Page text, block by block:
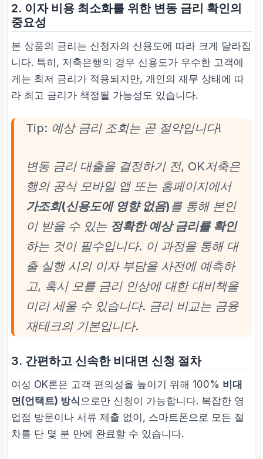
기간
월 (5년)
심사 요소
개인신용 점수(KCB/NICE)
2. 이자 비용 최소화를 위한 변동 금리 확인의
중요성
본 상품의 금리는 신청자의 신용도에 따라 크게 달라집
니다. 특히, 저축은행의 경우 신용도가 우수한 고객에
게는 최저 금리가 적용되지만, 개인의 재무 상태에 따
라 최고 금리가 책정될 가능성도 있습니다.
Tip: 예상 금리 조회는 곧 절약입니다!
변동 금리 대출을 결정하기 전, OK저축은
행의 공식 모바일 앱 또는 홈페이지에서
가조회(신용도에 영향 없음) 를 통해 본인
이 받을 수 있는 정확한 예상 금리를 확인
하는 것이 필수입니다. 이 과정을 통해 대
출 실행 시의 이자 부담을 사전에 예측하
고, 혹시 모를 금리 인상에 대한 대비책을
미리 세울 수 있습니다. 금리 비교는 금융
재테크의 기본입니다.
3. 간편하고 신속한 비대면 신청 절차
여성 OK론은 고객 편의성을 높이기 위해 100% 비대
면(언택트) 방식 으로만 신청이 가능합니다. 복잡한 영
업점 방문이나 서류 제출 없이, 스마트폰으로 모든 절
차를 단 몇 분 만에 완료할 수 있습니다.